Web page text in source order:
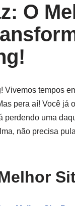
O
Vivemos tempos
pera aí! Você já
perdendo uma
não precisa